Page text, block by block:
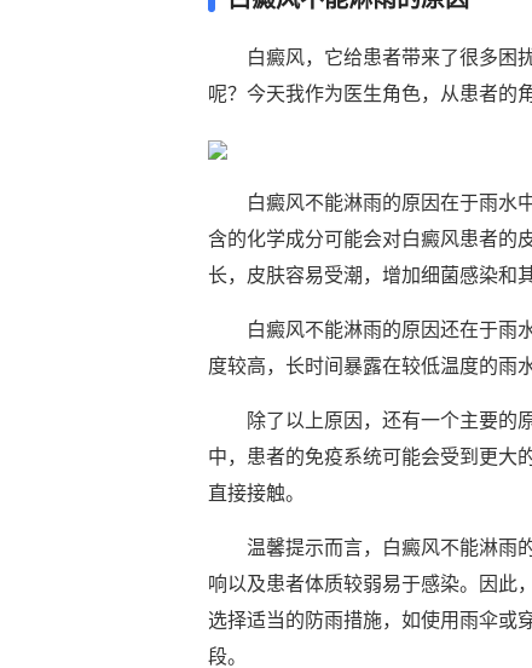
白癜风，它给患者带来了很多困扰
呢？今天我作为医生角色，从患者的
白癜风不能淋雨的原因在于雨水中
含的化学成分可能会对白癜风患者的
长，皮肤容易受潮，增加细菌感染和
白癜风不能淋雨的原因还在于雨水
度较高，长时间暴露在较低温度的雨
除了以上原因，还有一个主要的原
中，患者的免疫系统可能会受到更大
直接接触。
温馨提示而言，白癜风不能淋雨的
响以及患者体质较弱易于感染。因此
选择适当的防雨措施，如使用雨伞或
段。